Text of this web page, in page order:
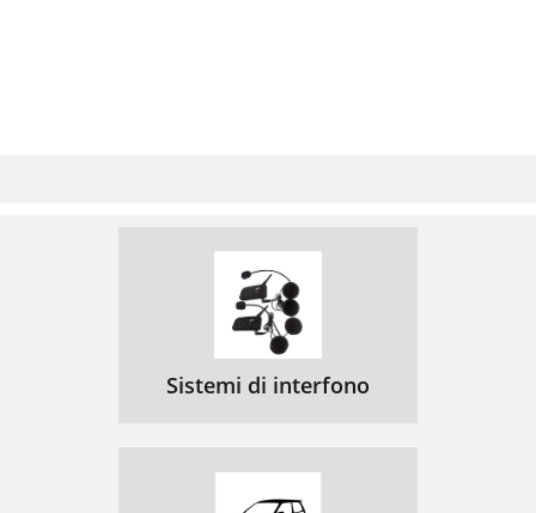
Sistemi di interfono